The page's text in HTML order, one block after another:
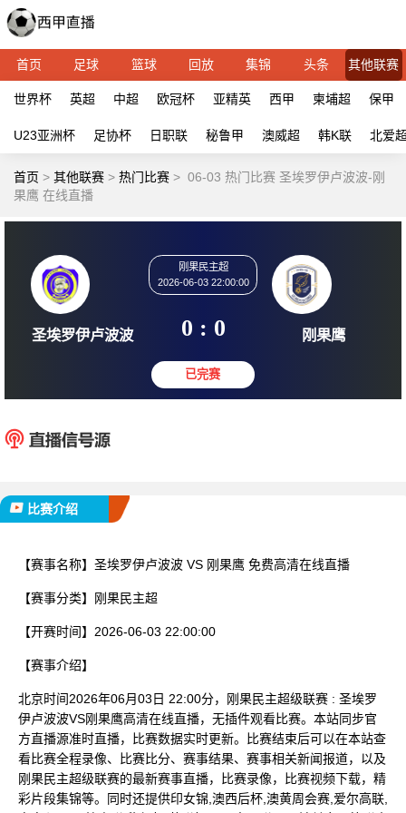
首页 足球 篮球 回放 集锦 头条 其他联赛
世界杯 英超 中超 欧冠杯 亚精英 西甲 柬埔超 保甲
U23亚洲杯 足协杯 日职联 秘鲁甲 澳威超 韩K联 北爱
首页 > 其他联赛 > 热门比赛 > 06-03 热门比赛 圣埃罗伊卢波波-刚
果鹰 在线直播
刚果民主超
2026-06-03 22:00:00
0 : 0
比赛介绍
【赛事名称】 圣埃罗伊卢波波 VS 刚果鹰 免费高清在线直播
【赛事分类】 刚果民主超
【开赛时间】 2026-06-03 22:00:00
【赛事介绍】
北京时间2026年06月03日 22:00分，刚果民主超级联赛 : 圣埃罗
伊卢波波VS刚果鹰高清在线直播，无插件观看比赛。本站同步官
方直播源准时直播，比赛数据实时更新。比赛结束后可以在本站查
看比赛全程录像、比赛比分、赛事结果、赛事相关新闻报道，以及
刚果民主超级联赛的最新赛事直播，比赛录像，比赛视频下载，精
彩片段集锦等。同时还提供印女锦,澳西后杯,澳黄周会赛,爱尔高联,